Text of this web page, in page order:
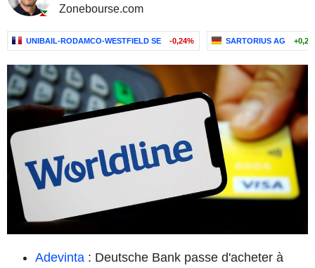
Zonebourse.com
UNIBAIL-RODAMCO-WESTFIELD SE -0,24% SARTORIUS AG
Adevinta : Deutsche Bank passe d'acheter à